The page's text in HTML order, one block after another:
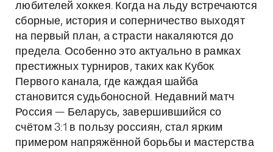
любителей хоккея. Когда на льду встречаются
сборные, история и соперничество выходят
на первый план, а страсти накаляются до
предела. Особенно это актуально в рамках
престижных турниров, таких как Кубок
Первого канала, где каждая шайба
становится судьбоносной. Недавний матч
Россия — Беларусь, завершившийся со
счётом 3:1 в пользу россиян, стал ярким
примером напряжённой борьбы и мастерства